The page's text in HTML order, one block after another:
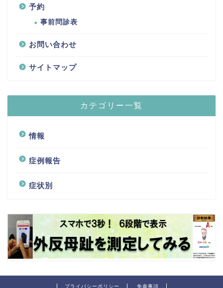
予約
事前問診表
お問い合わせ
サイトマップ
カテゴリー一覧
情報
症例報告
症状別
プライバシーポリシー 免責事項